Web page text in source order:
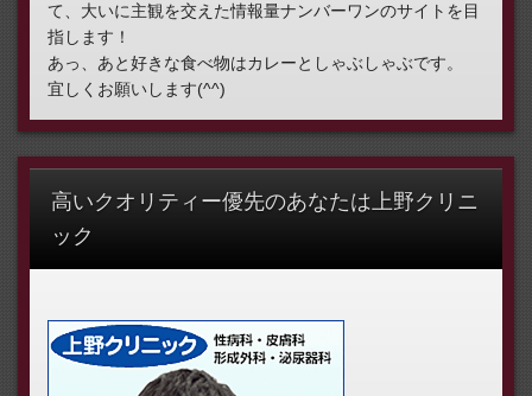
て、大いに主観を交えた情報量ナンバーワンのサイトを目
指します！
あっ、あと好きな食べ物はカレーとしゃぶしゃぶです。
宜しくお願いします(^^)
高いクオリティー優先のあなたは上野クリニ
ック